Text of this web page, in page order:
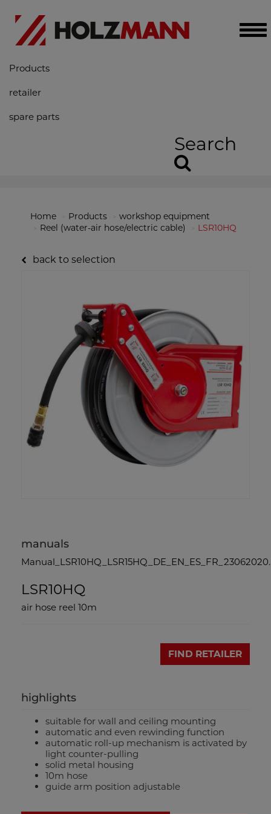
Products
retailer
spare parts
Search
Home Products
workshop equipment
Reel (water-air hose/electric cable)
LSR10HQ
back to selection
manuals
LSR10HQ
air hose reel 10m
FIND RETAILER
highlights
suitable for wall and ceiling mounting
automatic and even rewinding function
automatic roll-up mechanism is activated by
light counter-pulling
solid metal housing
10m hose
guide arm position adjustable